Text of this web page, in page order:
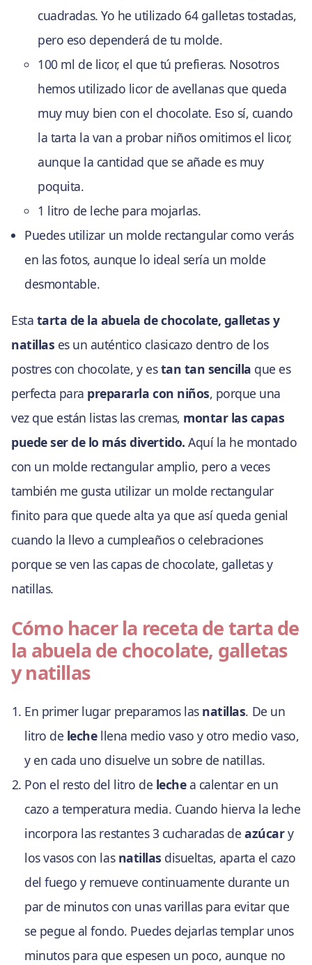
cuadradas. Yo he utilizado 64 galletas tostadas,
pero eso dependerá de tu molde.
100 ml de licor, el que tú prefieras. Nosotros
hemos utilizado licor de avellanas que queda
muy muy bien con el chocolate. Eso sí, cuando
la tarta la van a probar niños omitimos el licor,
aunque la cantidad que se añade es muy
poquita.
1 litro de leche para mojarlas.
Puedes utilizar un molde rectangular como verás
en las fotos, aunque lo ideal sería un molde
desmontable.
Esta tarta de la abuela de chocolate, galletas y
natillas es un auténtico clasicazo dentro de los
postres con chocolate, y estan tan sencilla que es
perfecta para prepararla con niños, porque una
vez que están listas las cremas, montar las capas
puede ser de lo más divertido. Aquí la he montado
con un molde rectangular amplio, pero a veces
también me gusta utilizar un molde rectangular
finito para que quede alta ya que así queda genial
cuando la llevo a cumpleaños o celebraciones
porque se ven las capas de chocolate, galletas y
natillas.
Cómo hacer la receta de tarta de
la abuela de chocolate, galletas
y natillas
En primer lugar preparamos las natillas. De un
litro de lechellena medio vaso y otro medio vaso,
y en cada uno disuelve un sobre de natillas.
Pon el resto del litro de lechea calentar en un
cazo a temperatura media. Cuando hierva la leche
incorpora las restantes 3 cucharadas de azúcary
los vasos con las natillas disueltas, aparta el cazo
del fuego y remueve continuamente durante un
par de minutos con unas varillas para evitar que
se pegue al fondo. Puedes dejarlas templar unos
minutos para que espesen un poco, aunque no